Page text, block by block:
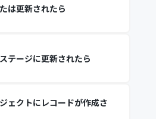
は更新されたら
テージに更新されたら
ェクトにレコードが作成さ